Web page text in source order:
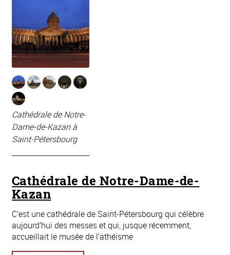
Cathédrale de Notre-
Dame-de-Kazan à
Saint-Pétersbourg
Cathédrale de Notre-Dame-de-
Kazan
C’est une cathédrale de Saint-Pétersbourg qui célèbre
aujourd’hui des messes et qui, jusque récemment,
accueillait le musée de l’athéisme